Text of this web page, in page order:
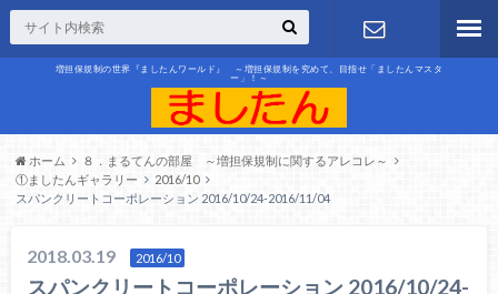
増担保規制の世界『ましたんワールド』 ～増担保規制を究めて、目指せ「ましたんマスタ
ー」！～
お問合せ
ホーム
８．まるてんの部屋 ～増担保規制に関するアレコレ～
①ましたんギャラリー
2016/10
スパンクリートコーポレーション 2016/10/24-2016/11/04
2018.03.19 2016/10
スパンクリートコーポレーション 2016/10/24-